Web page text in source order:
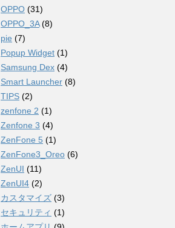
OPPO (31)
OPPO_3A(8)
pie (7)
Popup Widget (1)
Samsung Dex (4)
Smart Launcher (8)
TIPS (2)
zenfone 2 (1)
Zenfone 3 (4)
ZenFone 5 (1)
ZenFone3_Oreo (6)
ZenUI (11)
ZenUI4 (2)
カスタマイズ (3)
セキュリティ (1)